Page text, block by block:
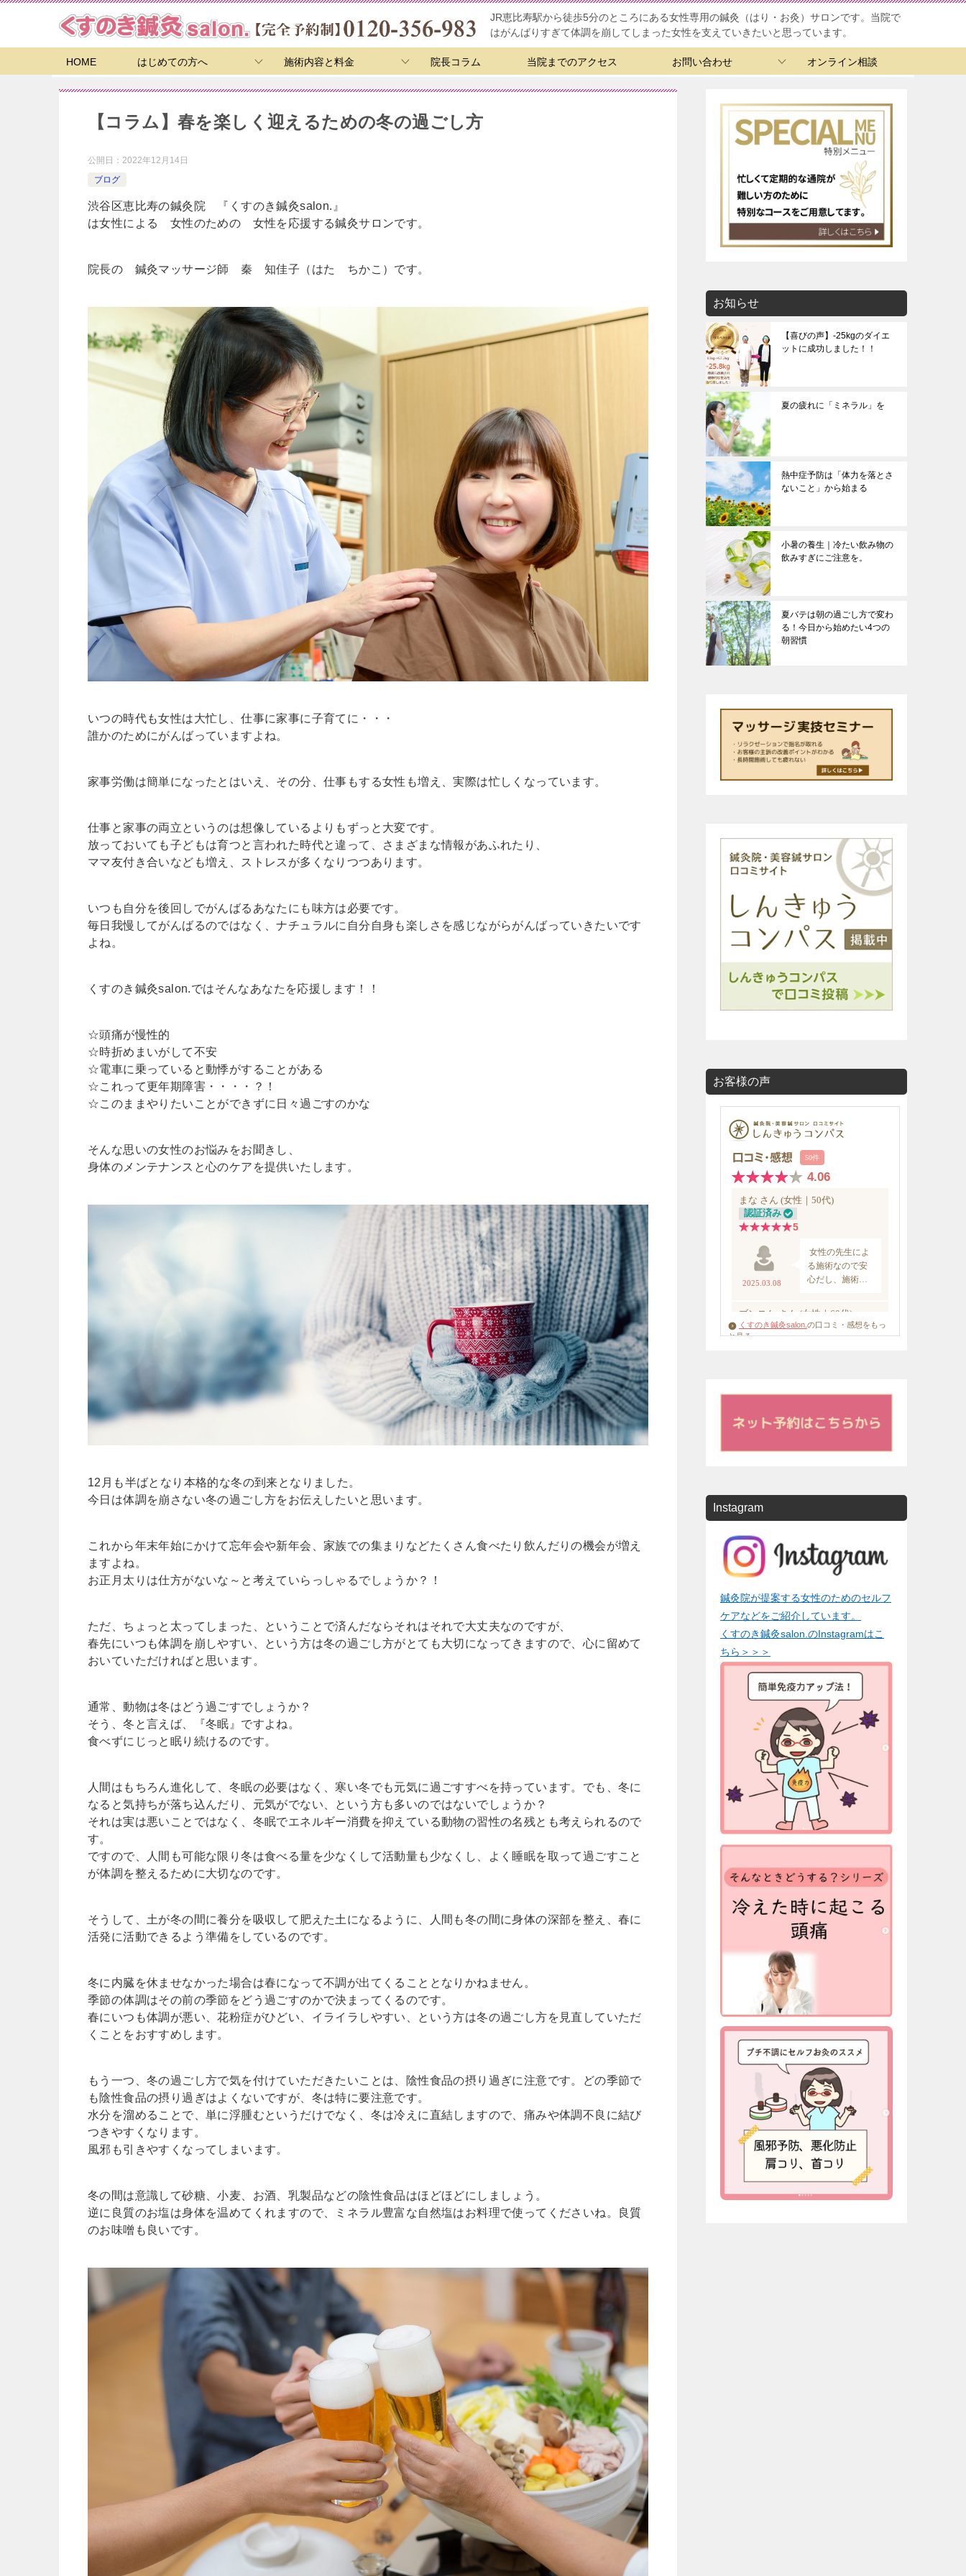
JR恵比寿駅から徒歩5分のところにある女性専用の鍼灸（はり・お灸）サロンです。当院で
はがんばりすぎて体調を崩してしまった女性を支えていきたいと思っています。
HOME はじめての方へ 施術内容と料金 院長コラム 当院までのアクセス お問い合わせ オンライン相談
【コラム】春を楽しく迎えるための冬の過ごし方
公開日： 2022年12月14日
ブログ
渋谷区恵比寿の鍼灸院 『くすのき鍼灸salon.』
は女性による 女性のための 女性を応援する鍼灸サロンです。
院長の 鍼灸マッサージ師 秦 知佳子（はた ちかこ）です。
いつの時代も女性は大忙し、仕事に家事に子育てに・・・
誰かのためにがんばっていますよね。
家事労働は簡単になったとはいえ、その分、仕事もする女性も増え、実際は忙しくなっています。
仕事と家事の両立というのは想像しているよりもずっと大変です。
放っておいても子どもは育つと言われた時代と違って、さまざまな情報があふれたり、
ママ友付き合いなども増え、ストレスが多くなりつつあります。
いつも自分を後回しでがんばるあなたにも味方は必要です。
毎日我慢してがんばるのではなく、ナチュラルに自分自身も楽しさを感じながらがんばっていきたいです
よね。
くすのき鍼灸salon.ではそんなあなたを応援します！！
☆頭痛が慢性的
☆時折めまいがして不安
☆電車に乗っていると動悸がすることがある
☆これって更年期障害・・・・？！
☆このままやりたいことができずに日々過ごすのかな
そんな思いの女性のお悩みをお聞きし、
身体のメンテナンスと心のケアを提供いたします。
12月も半ばとなり本格的な冬の到来となりました。
今日は体調を崩さない冬の過ごし方をお伝えしたいと思います。
これから年末年始にかけて忘年会や新年会、家族での集まりなどたくさん食べたり飲んだりの機会が増え
ますよね。
お正月太りは仕方がないな～と考えていらっしゃるでしょうか？！
ただ、ちょっと太ってしまった、ということで済んだならそれはそれで大丈夫なのですが、
春先にいつも体調を崩しやすい、という方は冬の過ごし方がとても大切になってきますので、心に留めて
おいていただければと思います。
通常、動物は冬はどう過ごすでしょうか？
そう、冬と言えば、『冬眠』ですよね。
食べずにじっと眠り続けるのです。
人間はもちろん進化して、冬眠の必要はなく、寒い冬でも元気に過ごすすべを持っています。でも、冬に
なると気持ちが落ち込んだり、元気がでない、という方も多いのではないでしょうか？
それは実は悪いことではなく、冬眠でエネルギー消費を抑えている動物の習性の名残とも考えられるので
す。
ですので、人間も可能な限り冬は食べる量を少なくして活動量も少なくし、よく睡眠を取って過ごすこと
が体調を整えるために大切なのです。
そうして、土が冬の間に養分を吸収して肥えた土になるように、人間も冬の間に身体の深部を整え、春に
活発に活動できるよう準備をしているのです。
冬に内臓を休ませなかった場合は春になって不調が出てくることとなりかねません。
季節の体調はその前の季節をどう過ごすのかで決まってくるのです。
春にいつも体調が悪い、花粉症がひどい、イライラしやすい、という方は冬の過ごし方を見直していただ
くことをおすすめします。
もう一つ、冬の過ごし方で気を付けていただきたいことは、陰性食品の摂り過ぎに注意です。どの季節で
も陰性食品の摂り過ぎはよくないですが、冬は特に要注意です。
水分を溜めることで、単に浮腫むというだけでなく、冬は冷えに直結しますので、痛みや体調不良に結び
つきやすくなります。
風邪も引きやすくなってしまいます。
冬の間は意識して砂糖、小麦、お酒、乳製品などの陰性食品はほどほどにしましょう。
逆に良質のお塩は身体を温めてくれますので、ミネラル豊富な自然塩はお料理で使ってくださいね。良質
のお味噌も良いです。
お知らせ
【喜びの声】-25kgのダイエ
ットに成功しました！！
夏の疲れに「ミネラル」を
熱中症予防は「体力を落とさ
ないこと」から始まる
小暑の養生｜冷たい飲み物の
飲みすぎにご注意を。
夏バテは朝の過ごし方で変わ
る！今日から始めたい4つの
朝習慣
お客様の声
くすのき鍼灸salon. の口コミ・感想をもっ
と見る
Instagram
鍼灸院が提案する女性のためのセルフ
ケアなどをご紹介しています。
くすのき鍼灸salon.のInstagramはこ
ちら＞＞＞